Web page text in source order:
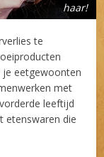
haar!
te
eetgewoonten
met
leeftijd
etenswaren die